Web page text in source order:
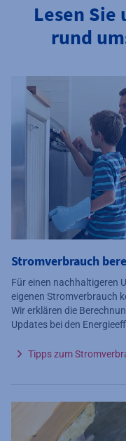
Lesen
rund
Stromverbrauch
Für einen nachhaltigeren
eigenen Stromverbrauch
Wir erklären die
Updates bei den
Tipps zum